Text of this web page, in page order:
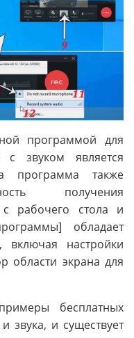
программой для
с звуком является
программа также
получения
с рабочего стола и
обладает
настройки
области экрана для
бесплатных
звука, и существует